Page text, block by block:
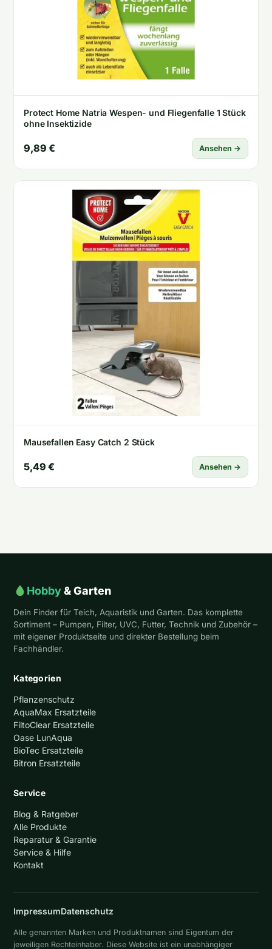
Protect Home Natria Wespen- und Fliegenfalle 1 Stück
ohne Insektizide
9,89 € Ansehen →
Mausefallen Easy Catch 2 Stück
5,49 € Ansehen →
Hobby& Garten
Dein Finder für Teich, Aquaristik und Garten. Das komplette
Sortiment – Pumpen, Filter, UVC, Futter, Technik und Zubehör –
mit eigener Produktseite und direkter Bestellung beim
Fachhändler.
Kategorien
Pflanzenschutz
AquaMax Ersatzteile
FiltoClear Ersatzteile
Oase LunAqua
BioTec Ersatzteile
Bitron Ersatzteile
Service
Blog & Ratgeber
Alle Produkte
Reparatur & Garantie
Service & Hilfe
Kontakt
ImpressumDatenschutz
Alle genannten Marken und Produktnamen sind Eigentum der
jeweiligen Rechteinhaber. Diese Website ist ein unabhängiger